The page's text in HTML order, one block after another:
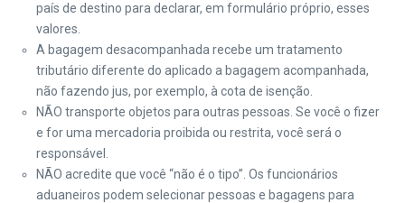
país de destino para declarar, em formulário próprio, esses
valores.
A bagagem desacompanhada recebe um tratamento
tributário diferente do aplicado a bagagem acompanhada,
não fazendo jus, por exemplo, à cota de isenção.
NÃO transporte objetos para outras pessoas. Se você o fizer
e for uma mercadoria proibida ou restrita, você será o
responsável.
NÃO acredite que você “não é o tipo”. Os funcionários
aduaneiros podem selecionar pessoas e bagagens para